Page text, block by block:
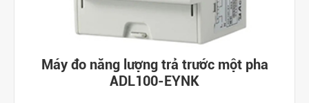
Máy đo năng lượng trả trước một pha
ADL100-EYNK